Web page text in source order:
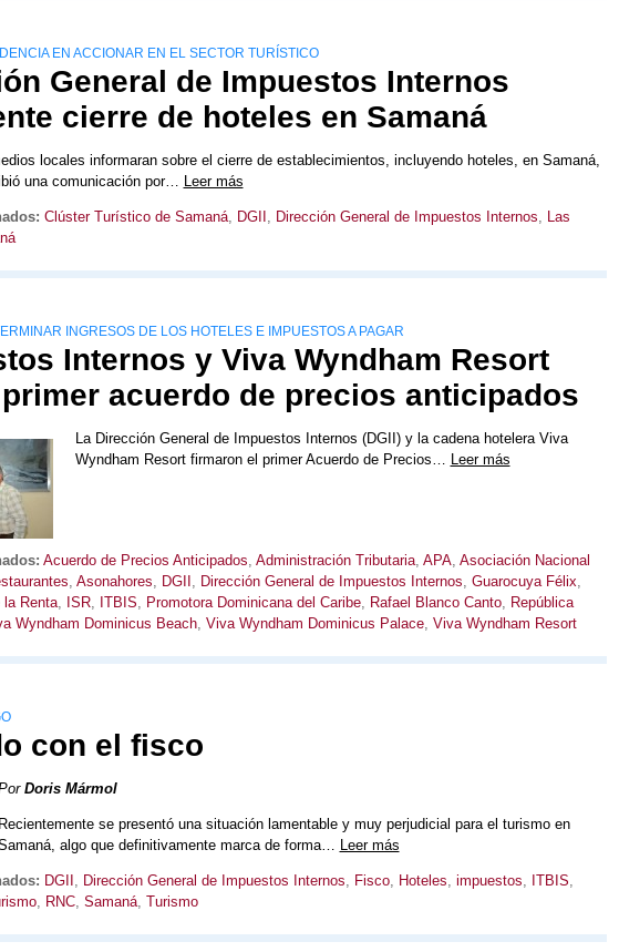
EN ACCIONAR EN EL SECTOR TURÍSTICO
General de Impuestos Internos
cierre de hoteles en Samaná
locales informaran sobre el cierre de establecimientos, incluyendo hoteles, en Samaná,
una comunicación por… Leer más
Clúster Turístico de Samaná, DGII , Dirección General de Impuestos Internos, Las
INGRESOS DE LOS HOTELES E IMPUESTOS A PAGAR
Internos y Viva Wyndham Resort
acuerdo de precios anticipados
La Dirección General de Impuestos Internos (DGII) y la cadena hotelera Viva
Wyndham Resort firmaron el primer Acuerdo de Precios… Leer más
Acuerdo de Precios Anticipados, Administración Tributaria, APA, Asociación Nacional
, Asonahores, DGII , Dirección General de Impuestos Internos, Guarocuya Félix,
la Renta, ISR, ITBIS, Promotora Dominicana del Caribe, Rafael Blanco Canto, República
Wyndham Dominicus Beach, Viva Wyndham Dominicus Palace, Viva Wyndham Resort
con el fisco
Doris Mármol
Recientemente se presentó una situación lamentable y muy perjudicial para el turismo en
algo que definitivamente marca de forma… Leer más
DGII , Dirección General de Impuestos Internos, Fisco, Hoteles, impuestos, ITBIS,
, RNC, Samaná, Turismo